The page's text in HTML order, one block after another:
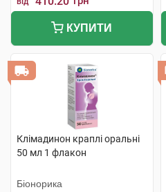
КУПИТИ
Клімадинон краплі оральні
50 мл 1 флакон
Біонорика